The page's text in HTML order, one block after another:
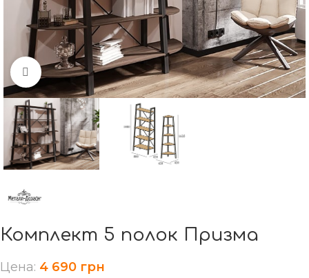
Нажмите, чтобы увеличить
Комплект 5 полок Призма
Цена: 4 690 грн